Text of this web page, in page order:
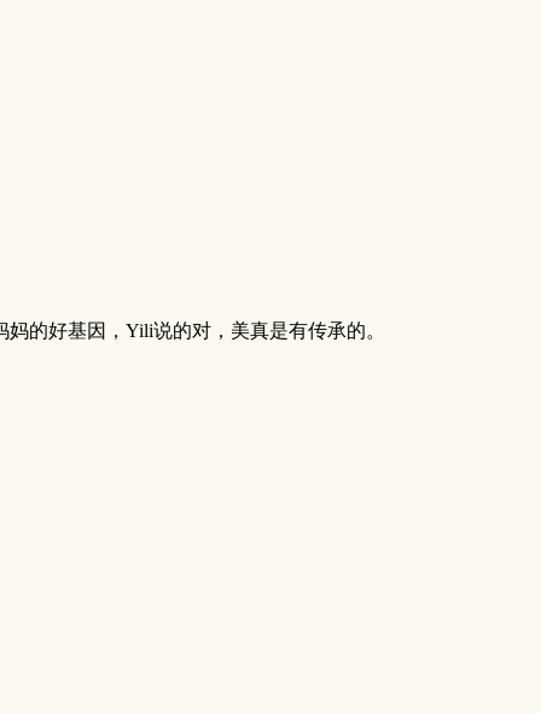
的好基因，Yili说的对，美真是有传承的。